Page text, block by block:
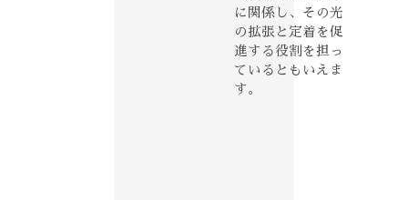
に関係し、その光
の拡張と定着を促
進する役割を担っ
ているともいえま
す。